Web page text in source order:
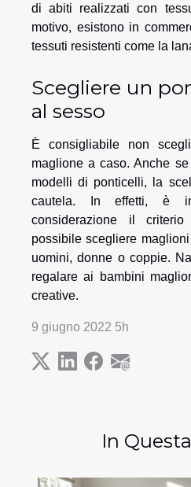
In
di abiti realizzati con
motivo, esistono in
tessuti resistenti come la
Scegliere un
al sesso
È consigliabile non
maglione a caso. Anche
modelli di ponticelli, la
cautela. In effetti, è
considerazione il
possibile scegliere
uomini, donne o coppie.
regalare ai bambini
creative.
9 giugno 2022 5h